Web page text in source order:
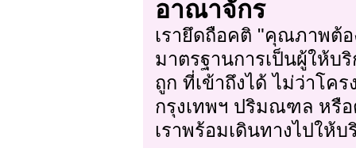
อาณาจักร
เรายึดถือคติ "คุณภาพต้
มาตรฐานการเป็นผู้ให้บ
ถูก ที่เข้าถึงได้ ไม่ว่าโค
กรุงเทพฯ ปริมณฑล หรือ
เราพร้อมเดินทางไปให้บ